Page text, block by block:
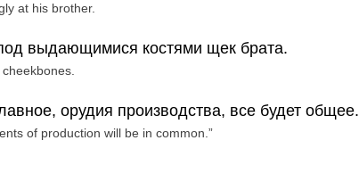
at his brother.
выдающимися костями щек брата.
орудия производства, все будет общее.
of production will be in common.”